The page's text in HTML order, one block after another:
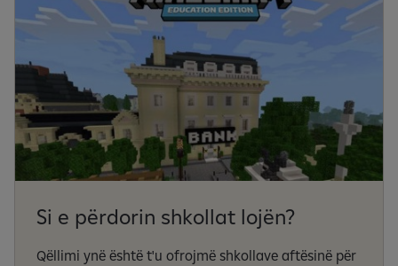
Si e përdorin shkollat ​​lojën?
Qëllimi ynë është t'u ofrojmë shkollave aftësinë për